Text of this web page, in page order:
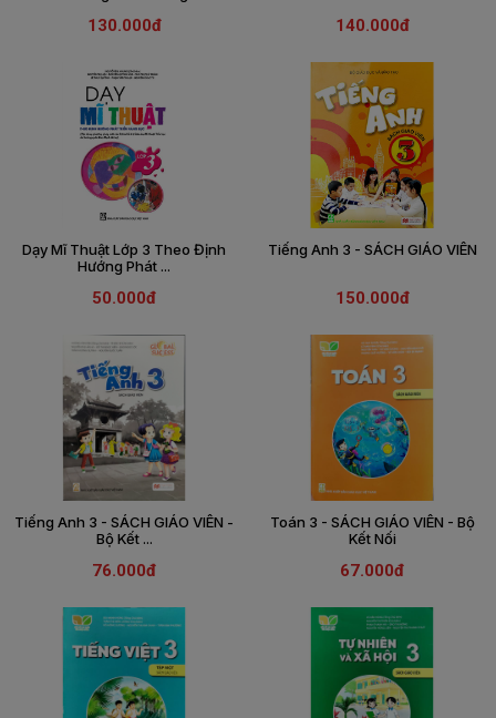
THIẾU
SÁCH
TIẾNG
SÁCH
NGOẠI
VPP
QUÀ
TẶNG
THIẾT
130.000đ 140.000đ
Dạy Mĩ Thuật Lớp 3 Theo Định
Hướng Phát ...
50.000đ
Tiếng Anh 3 - SÁCH GIÁO VIÊN
150.000đ
Tiếng Anh 3 - SÁCH GIÁO VIÊN -
Bộ Kết ...
76.000đ
Toán 3 - SÁCH GIÁO VIÊN - Bộ
Kết Nối
67.000đ